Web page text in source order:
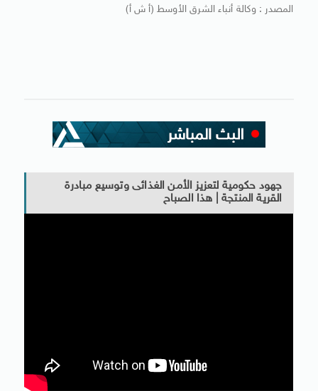
المصدر : وكالة أنباء الشرق الأوسط (أ ش أ)
جهود حكومية لتعزيز الأمن الغذائى وتوسيع مبادرة
القرية المنتجة | هذا الصباح